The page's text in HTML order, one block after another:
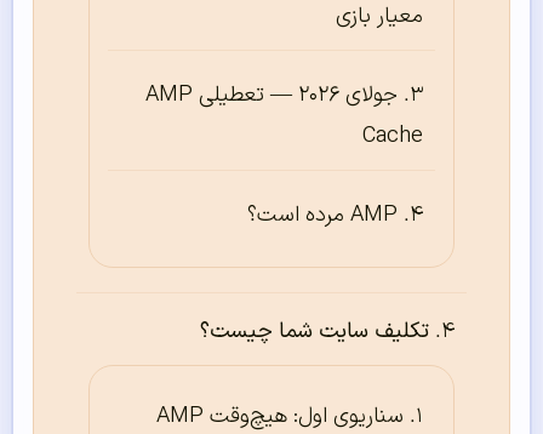
معیار بازی
جولای ۲۰۲۶ — تعطیلی AMP
Cache
AMP مرده است؟
تکلیف سایت شما چیست؟
سناریوی اول: هیچ‌وقت AMP